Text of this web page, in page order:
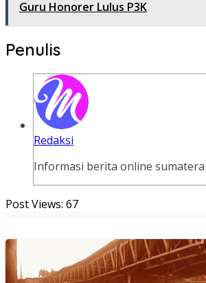
Guru Honorer Lulus P3K
Penulis
Redaksi
Informasi berita online
Post Views: 67